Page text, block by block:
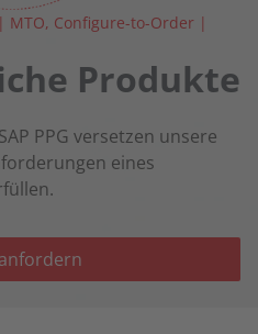
MTO, Configure-to-Order |
Produkte
PPG versetzen unsere
eines